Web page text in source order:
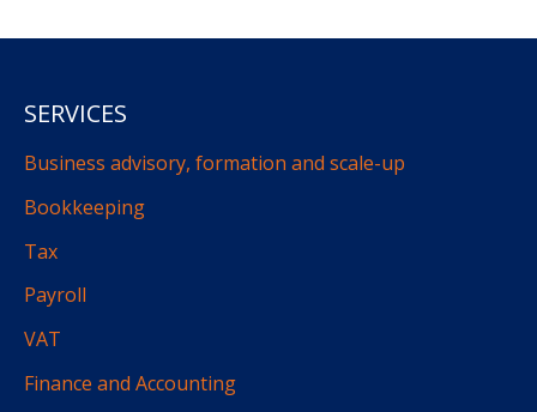
SERVICES
Business advisory, formation and scale-up
Bookkeeping
Tax
Payroll
VAT
Finance and Accounting